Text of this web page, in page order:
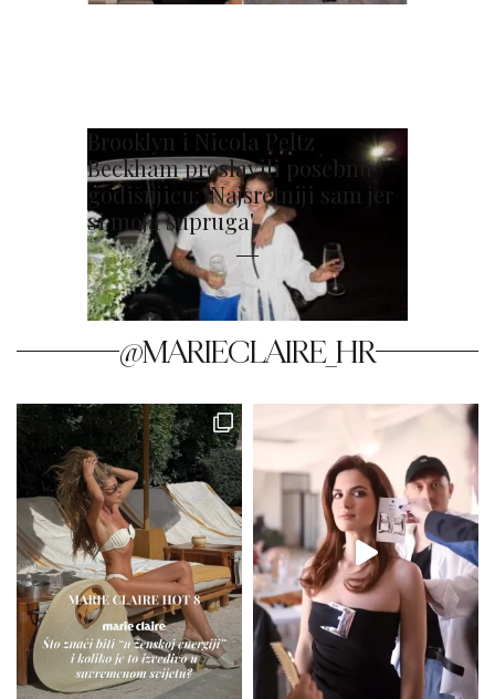
Brooklyn i Nicola Peltz
Beckham proslavili posebnu
godišnjicu: 'Najsretniji sam jer
si moja supruga'
@MARIECLAIRE_HR